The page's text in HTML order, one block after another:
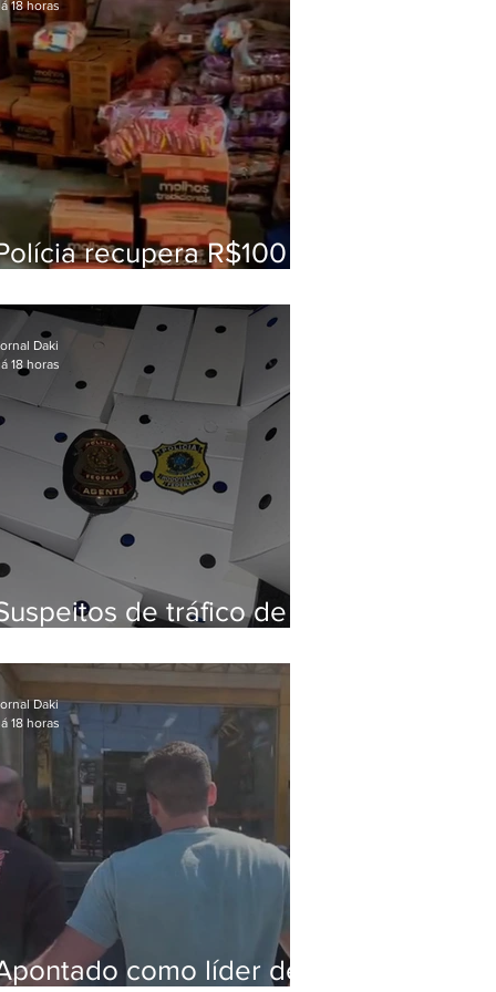
recupera R$100
Fluminense
18 horas
de tráfico de
com 50 aves
Daki
18 horas
como líder de
Daki
18 horas